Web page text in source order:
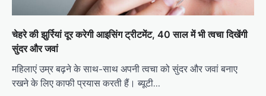
चेहरे की झुर्रियां दूर करेगी आइसिंग ट्रीटमेंट, 40 साल में भी त्वचा दिखेंगी
सुंदर और जवां
महिलाएं उम्र बढ़ने के साथ-साथ अपनी त्वचा को सुंदर और जवां बनाए
रखने के लिए काफी प्रयास करती हैं। ब्यूटी…